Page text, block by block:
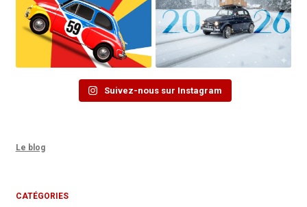
Suivez-nous sur Instagram
Le blog
CATÉGORIES